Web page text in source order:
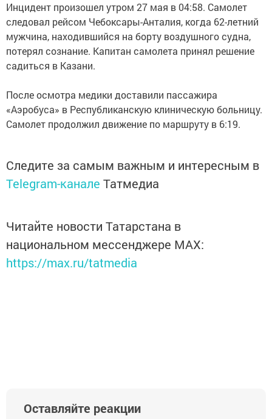
Инцидент произошел утром 27 мая в 04:58. Самолет
следовал рейсом Чебоксары-Анталия, когда 62-летний
мужчина, находившийся на борту воздушного судна,
потерял сознание. Капитан самолета принял решение
садиться в Казани.
После осмотра медики доставили пассажира
«Аэробуса» в Республиканскую клиническую больницу.
Самолет продолжил движение по маршруту в 6:19.
Следите за самым важным и интересным в
Telegram-канале Татмедиа
Читайте новости Татарстана в
национальном мессенджере MАХ:
https://max.ru/tatmedia
Оставляйте реакции